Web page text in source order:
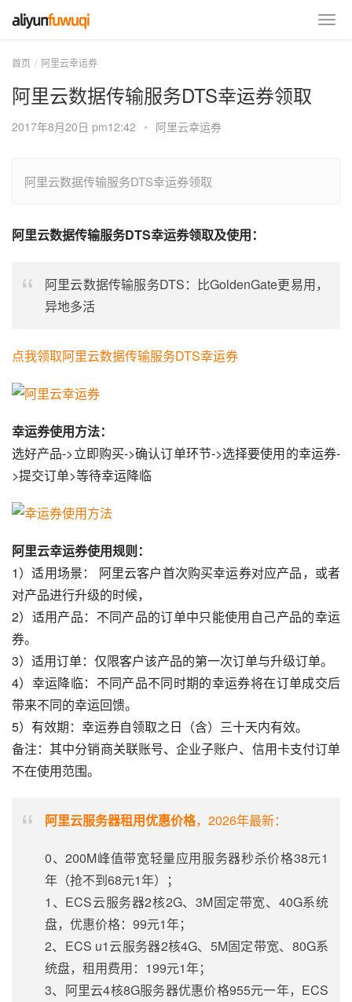
首页 阿里云幸运券
阿里云数据传输服务DTS幸运券领取
2017年8月20日 pm12:42 • 阿里云幸运券
阿里云数据传输服务DTS幸运券领取
阿里云数据传输服务DTS幸运券领取及使用：
阿里云数据传输服务DTS：比GoldenGate更易用，
异地多活
点我领取阿里云数据传输服务DTS幸运券
幸运券使用方法：
选好产品->立即购买->确认订单环节->选择要使用的幸运券-
>提交订单>等待幸运降临
阿里云幸运券使用规则：
1）适用场景： 阿里云客户首次购买幸运券对应产品，或者
对产品进行升级的时候，
2）适用产品：不同产品的订单中只能使用自己产品的幸运
券。
3）适用订单：仅限客户该产品的第一次订单与升级订单。
4）幸运降临：不同产品不同时期的幸运券将在订单成交后
带来不同的幸运回馈。
5）有效期：幸运券自领取之日（含）三十天内有效。
备注：其中分销商关联账号、企业子账户、信用卡支付订单
不在使用范围。
阿里云服务器租用优惠价格，2026年最新：
0、200M峰值带宽轻量应用服务器秒杀价格38元1
年（抢不到68元1年）；
1、ECS云服务器2核2G、3M固定带宽、40G系统
盘，优惠价格：99元1年；
2、ECS u1云服务器2核4G、5M固定带宽、80G系
统盘，租用费用：199元1年；
3、阿里云4核8G服务器优惠价格955元一年，ECS